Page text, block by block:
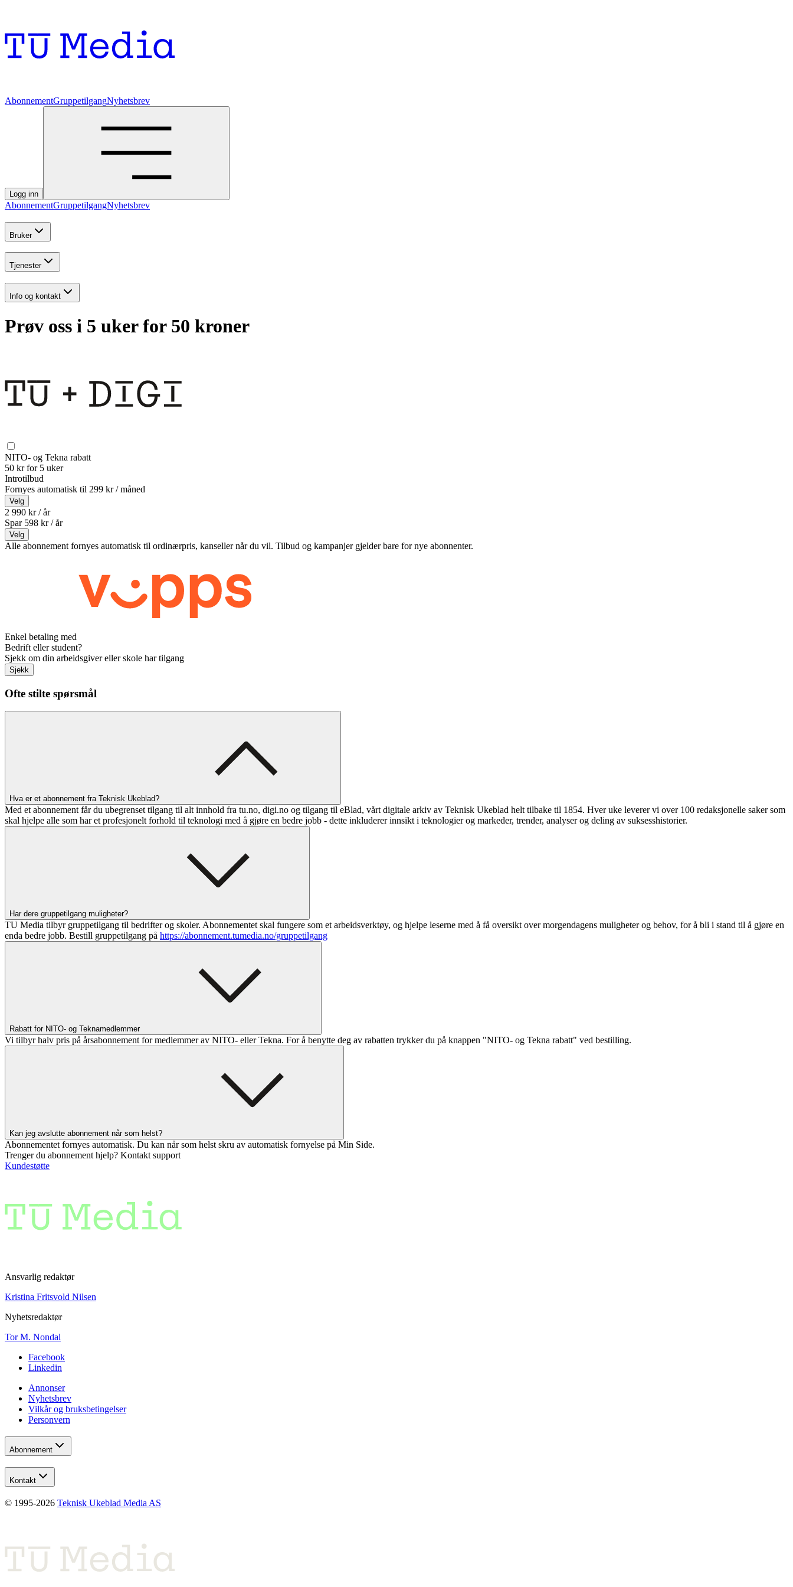
AbonnementGruppetilgangNyhetsbrev
Logg inn
AbonnementGruppetilgangNyhetsbrev
Bruker
Tjenester
Info og kontakt
Prøv oss i 5 uker for 50 kroner
NITO- og Tekna rabatt
50 kr for 5 uker
Introtilbud
Fornyes automatisk til 299 kr / måned
Velg
2 990 kr / år
Spar 598 kr /år
Velg
Alle abonnement fornyes automatisk til ordinærpris, kanseller når du vil. Tilbud og kampanjer gjelder bare for nye abonnenter.
Enkel betaling med
Bedrift eller student?
Sjekk om din arbeidsgiver eller skole har tilgang
Sjekk
Ofte stilte spørsmål
Hva er et abonnement fra Teknisk Ukeblad?
Med et abonnement får du ubegrenset tilgang til alt innhold fra tu.no, digi.no og tilgang til eBlad, vårt digitale arkiv av Teknisk Ukeblad helt tilbake til 1854. Hver uke leverer vi over 100 redaksjonelle saker som
skal hjelpe alle som har et profesjonelt forhold til teknologi med å gjøre en bedre jobb - dette inkluderer innsikt i teknologier og markeder, trender, analyser og deling av suksesshistorier.
Har dere gruppetilgang muligheter?
TU Media tilbyr gruppetilgang til bedrifter og skoler. Abonnementet skal fungere som et arbeidsverktøy, og hjelpe leserne med å få oversikt over morgendagens muligheter og behov, for å bli i stand til å gjøre en
enda bedre jobb. Bestill gruppetilgang på https://abonnement.tumedia.no/gruppetilgang
Rabatt for NITO- og Teknamedlemmer
Vi tilbyr halv pris på årsabonnement for medlemmer av NITO- eller Tekna. For å benytte deg av rabatten trykker du på knappen "NITO- og Tekna rabatt" ved bestilling.
Kan jeg avslutte abonnement når som helst?
Abonnementet fornyes automatisk. Du kan når som helst skru av automatisk fornyelse på Min Side.
Trenger du abonnement hjelp? Kontakt support
Kundestøtte
Ansvarlig redaktør
Kristina Fritsvold Nilsen
Nyhetsredaktør
Tor M. Nondal
Facebook
Linkedin
Annonser
Nyhetsbrev
Vilkår og bruksbetingelser
Personvern
Abonnement
Kontakt
© 1995-2026 Teknisk Ukeblad Media AS